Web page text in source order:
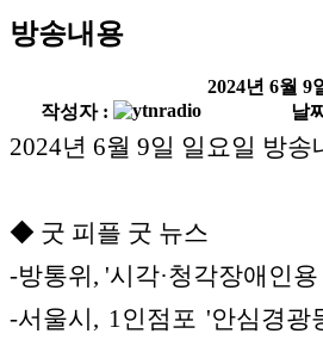
방송내용
2024년 6월 9
작성자 :
날
2024년 6월 9일 일요일 방송
◆ 굿 피플 굿 뉴스
-방통위, '시각·청각장애인
-서울시, 1인점포 '안심경